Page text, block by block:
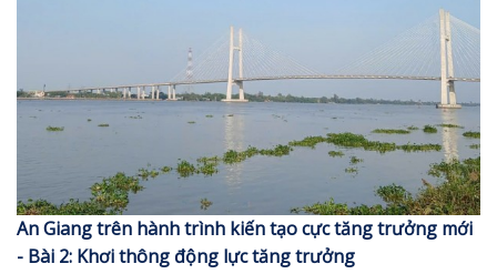
An Giang trên hành trình kiến tạo cực tăng trưởng mới
- Bài 2: Khơi thông động lực tăng trưởng